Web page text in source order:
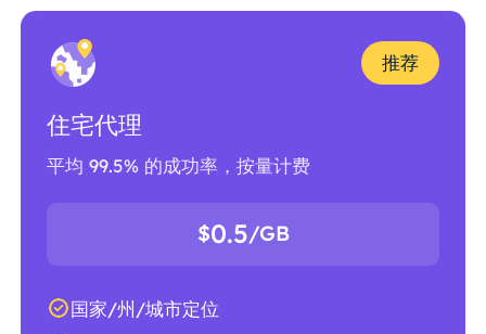
推荐
住宅代理
平均 99.5% 的成功率，按量计费
$0.5/GB
国家/州/城市定位